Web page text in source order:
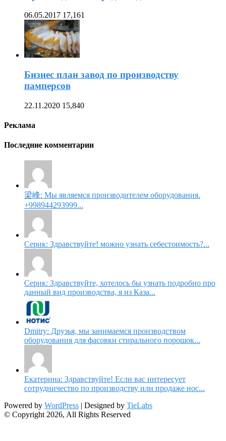
06.05.2017 17,161
Бизнес план завод по производству
памперсов
22.11.2020 15,840
Реклама
Последние комментарии
梁峰: Мы являемся производителем оборудования.
+998944293999...
Серик: Здравствуйте! можно узнать себестоимость?...
Серик: Здравствуйте, хотелось бы узнать подробно про
данный вид производства, я из Каза...
Dmitry: Друзья, мы занимаемся производством
оборудования для фасовки стирального порошок...
Екатерина: Здравствуйте! Если вас интересует
сотрудничество по производству или продаже нос...
Powered by WordPress | Designed by TieLabs
© Copyright 2026, All Rights Reserved